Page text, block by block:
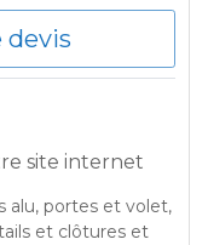
devis
site internet
alu, portes et volet,
et clôtures et